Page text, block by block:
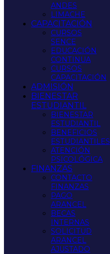
ANDES
LIMACHE
CAPACITACIÓN
CURSOS
SENCE
EDUCACIÓN
CONTINUA
CURSOS
CAPACITACIÓN
ADMISIÓN
BIENESTAR
ESTUDIANTIL
BIENESTAR
ESTUDIANTIL
BENEFICIOS
ESTUDIANTILES
ATENCIÓN
PSICOLÓGICA
FINANZAS
CONTACTO
FINANZAS
PAGO
ARANCEL
BECAS
INTERNAS
SOLICITUD
ARANCEL
AJUSTADO